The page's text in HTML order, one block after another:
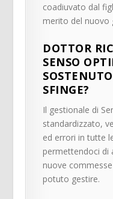
coadiuvato dal
merito del nuovo
DOTTOR
SENSO
SFINGE?
Il gestionale di
standardizzato,
ed errori in tutte
permettendoci di
nuove
potuto gestire.